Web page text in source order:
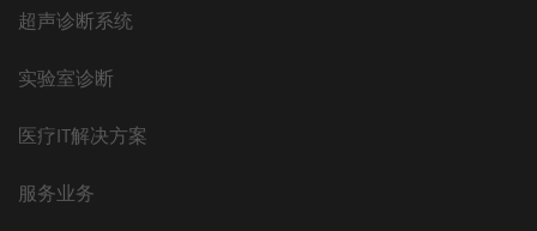
超声诊断系统
实验室诊断
医疗IT解决方案
服务业务